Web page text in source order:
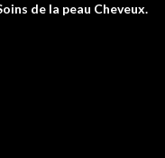
de la peau Cheveux.